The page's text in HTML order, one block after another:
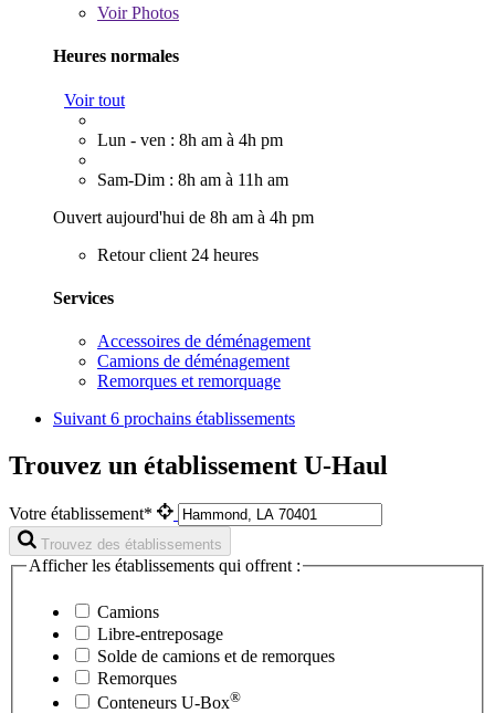
VoirPhotos
Heures normales
Voir tout
Lun - ven : 8h am à 4h pm
Sam-Dim : 8h am à 11h am
Ouvert aujourd'hui de 8h am à 4h pm
Retour client 24 heures
Services
Accessoires de déménagement
Camions de déménagement
Remorques et remorquage
Suivant 6 prochains établissements
Trouvez un établissement U-Haul
Votre établissement*
Trouvez des établissements
Afficher les établissements qui offrent :
Camions
Libre-entreposage
Solde de camions et de remorques
Remorques
Conteneurs U-Box®